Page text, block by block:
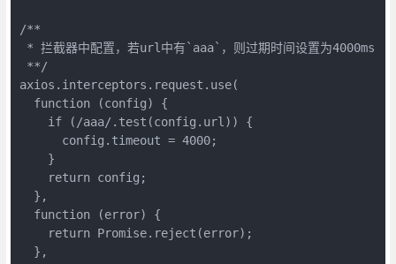
/**
* 拦截器中配置，若url中有`aaa`，则过期时间设置为4000ms
**/
axios.interceptors.request.use(
  function (config) {
    if (/aaa/.test(config.url)) {
      config.timeout = 4000;
    }
    return config;
  },
  function (error) {
    return Promise.reject(error);
  },